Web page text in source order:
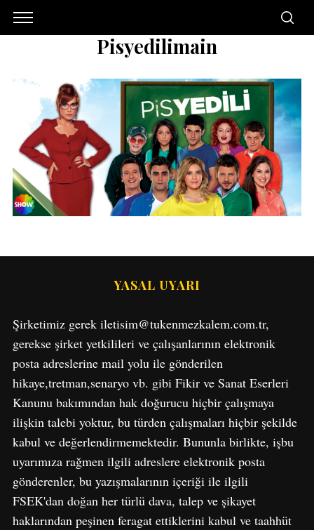
Pisyedilimain
YASAL UYARI
Şirketimiz gerek iletisim@tukenmezkalem.com.tr,
gerekse şirket yetkilileri ve çalışanlarının elektronik
posta adreslerine mail yolu ile gönderilen
hikaye,tretman,senaryo vb. gibi Fikir ve Sanat Eserleri
Kanunu bakımından hak doğurucu hiçbir çalışmaya
ilişkin talebi yoktur, bu türden çalışmaları hiçbir şekilde
kabul ve değerlendirmemektedir. Bununla birlikte, işbu
uyarımıza rağmen ilgili adreslere elektronik posta
gönderenler, bu yazışmalarının içeriği ile ilgili
FSEK'dan doğan her türlü dava, talep ve şikayet
haklarından peşinen feragat ettiklerini kabul ve taahhüt
S
e
r
c
h
f